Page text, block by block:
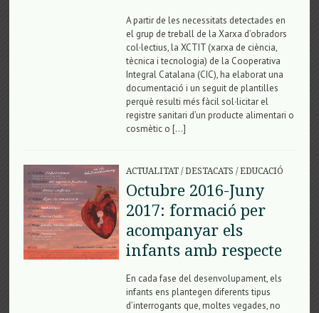
A partir de les necessitats detectades en
el grup de treball de la Xarxa d’obradors
col·lectius, la XCTIT (xarxa de ciència,
tècnica i tecnologia) de la Cooperativa
Integral Catalana (CIC), ha elaborat una
documentació i un seguit de plantilles
perquè resulti més fàcil sol·licitar el
registre sanitari d’un producte alimentari o
cosmètic o […]
ACTUALITAT/DESTACATS /EDUCACIÓ
Octubre 2016-Juny
2017: formació per
acompanyar els
infants amb respecte
En cada fase del desenvolupament, els
infants ens plantegen diferents tipus
d’interrogants que, moltes vegades, no